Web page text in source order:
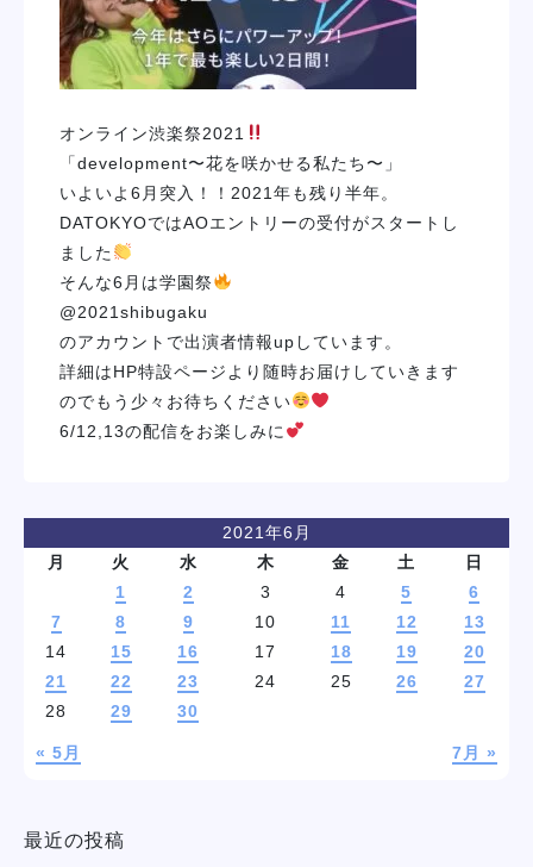
オンライン渋楽祭2021
「development〜花を咲かせる私たち〜」
いよいよ6月突入！！2021年も残り半年。
DATOKYOではAOエントリーの受付がスタートし
ました
そんな6月は学園祭
@2021shibugaku
のアカウントで出演者情報upしています。
詳細はHP特設ページより随時お届けしていきます
のでもう少々お待ちください
6/12,13の配信をお楽しみに
2021年6月
月
火 水 木 金 土 日
« 5月 7月 »
1 2 3 4 5
6
7
8 9 10 11 12
13
14
15 16 17 18 19
20
21
22 23 24 25 26
27
28
29 30
最近の投稿